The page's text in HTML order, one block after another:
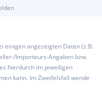
einigen angezeigten Daten (z.B.
Importeurs-Angaben bzw.
hierdurch im jeweiligen
kann. Im Zweifelsfall wende